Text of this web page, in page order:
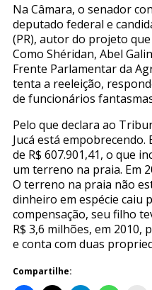
Na Câmara, o senador
deputado federal e
(PR), autor do projeto
Como Shéridan, Abel
Frente Parlamentar da
tenta a reeleição,
de funcionários
Pelo que declara ao
Jucá está
de R$ 607.901,41, o que
um terreno na praia. Em
O terreno na praia não
dinheiro em espécie caiu
compensação, seu filho
R$ 3,6 milhões, em 2010,
e conta com duas
Compartilhe: